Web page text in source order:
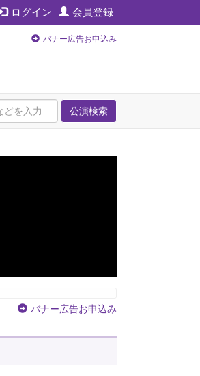
ログイン 会員登録
バナー広告お申込み
公演検索
バナー広告お申込み